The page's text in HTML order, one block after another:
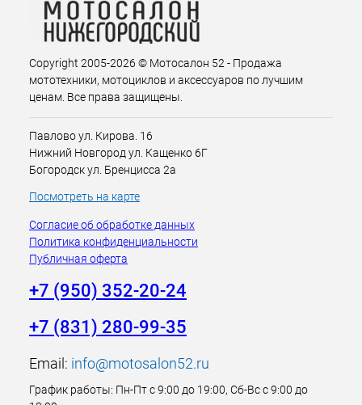
Copyright 2005-2026 © Мотосалон 52 - Продажа
мототехники, мотоциклов и аксессуаров по лучшим
ценам. Все права защищены.
Павлово ул. Кирова. 16
Нижний Новгород ул. Кащенко 6Г
Богородск ул. Бренцисса 2а
Посмотреть на карте
Согласие об обработке данных
Политика конфиденциальности
Публичная оферта
+7 (950) 352-20-24
+7 (831) 280-99-35
Email: info@motosalon52.ru
График работы: Пн-Пт с 9:00 до 19:00, Сб-Вс с 9:00 до